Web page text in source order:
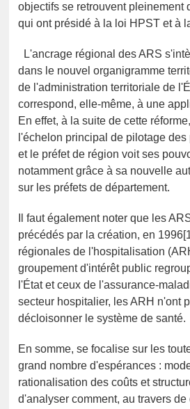
objectifs se retrouvent pleinement
qui ont présidé à la loi HPST et à
L'ancrage régional des ARS
dans le nouvel organigramme
de l'administration territoriale de
correspond, elle-même, à une
En effet, à la suite de cette
l'échelon principal de pilotage
et le préfet de région voit ses
notamment grâce à sa nouvelle
sur les préfets de département.
Il faut également noter que les
précédés par la création, en
régionales de l'hospitalisation
groupement d'intérêt public
l'État et ceux de l'assurance-
secteur hospitalier, les ARH n'ont
décloisonner le système de santé.
En somme, se focalise sur les
grand nombre d'espérances :
rationalisation des coûts et
d'analyser comment, au travers